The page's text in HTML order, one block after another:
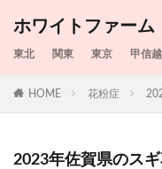
ホワイトファーム
東北 関東 東京 甲信越
HOME 花粉症
2023年佐賀県のス